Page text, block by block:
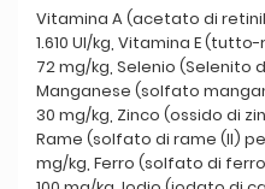
Vitamina A (acetato di
1.610 UI/kg, Vitamina E
72 mg/kg, Selenio (Selenito
Manganese (solfato
30 mg/kg, Zinco (ossido di
Rame (solfato di rame (II)
mg/kg, Ferro (solfato di